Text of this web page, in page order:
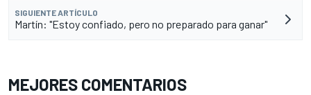
SIGUIENTE ARTÍCULO
Martín: "Estoy confiado, pero no preparado para ganar"
MEJORES COMENTARIOS